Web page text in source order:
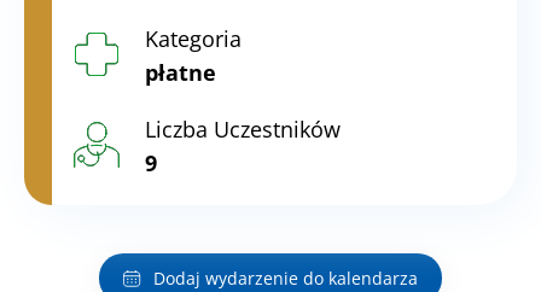
Kategoria
płatne
Liczba Uczestników
9
Dodaj wydarzenie do kalendarza